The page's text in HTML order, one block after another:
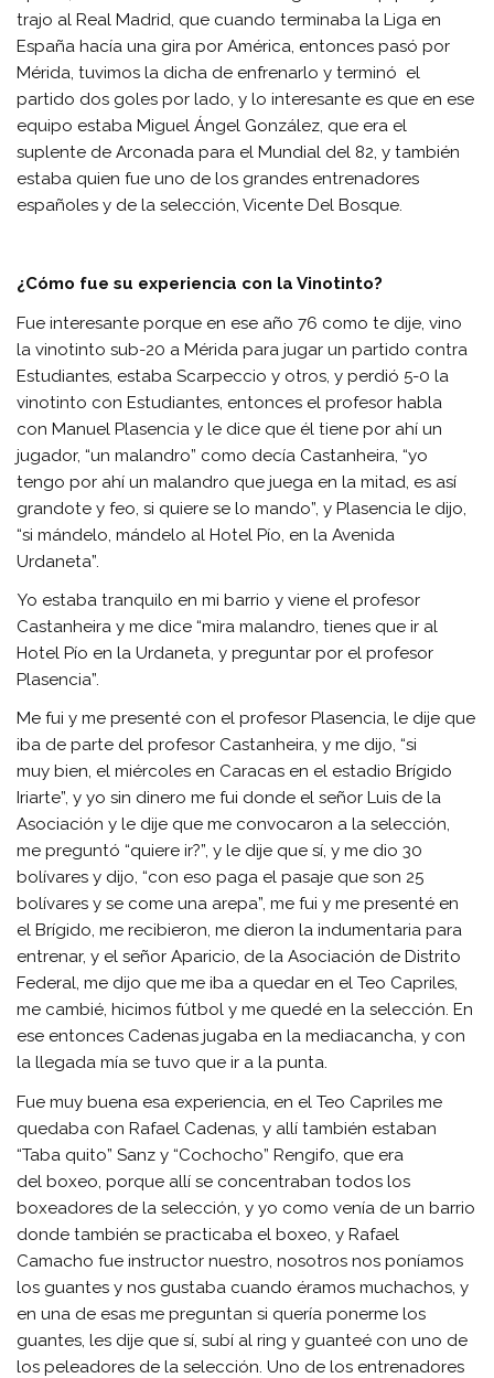
trajo al Real Madrid, que cuando terminaba la Liga en
España hacía una gira por América, entonces pasó por
Mérida, tuvimos la dicha de enfrenarlo y terminó el
partido dos goles por lado, y lo interesante es que en ese
equipo estaba Miguel Ángel González, que era el
suplente de Arconada para el Mundial del 82, y también
estaba quien fue uno de los grandes entrenadores
españoles y de la selección, Vicente Del Bosque.
¿Cómo fue su experiencia con la Vinotinto?
Fue interesante porque en ese año 76 como te dije, vino
la vinotinto sub-20 a Mérida para jugar un partido contra
Estudiantes, estaba Scarpeccio y otros, y perdió 5-0 la
vinotinto con Estudiantes, entonces el profesor habla
con Manuel Plasencia y le dice que él tiene por ahí un
jugador, “un malandro” como decía Castanheira, “yo
tengo por ahí un malandro que juega en la mitad, es así
grandote y feo, si quiere se lo mando”, y Plasencia le dijo,
“si mándelo, mándelo al Hotel Pío, en la Avenida
Urdaneta”.
Yo estaba tranquilo en mi barrio y viene el profesor
Castanheira y me dice “mira malandro, tienes que ir al
Hotel Pío en la Urdaneta, y preguntar por el profesor
Plasencia”.
Me fui y me presenté con el profesor Plasencia, le dije que
iba de parte del profesor Castanheira, y me dijo, “si
muy bien, el miércoles en Caracas en el estadio Brígido
Iriarte”, y yo sin dinero me fui donde el señor Luis de la
Asociación y le dije que me convocaron a la selección,
me preguntó “quiere ir?”, y le dije que sí, y me dio 30
bolívares y dijo, “con eso paga el pasaje que son 25
bolívares y se come una arepa”, me fui y me presenté en
el Brígido, me recibieron, me dieron la indumentaria para
entrenar, y el señor Aparicio, de la Asociación de Distrito
Federal, me dijo que me iba a quedar en el Teo Capriles,
me cambié, hicimos fútbol y me quedé en la selección. En
ese entonces Cadenas jugaba en la mediacancha, y con
la llegada mía se tuvo que ir a la punta.
Fue muy buena esa experiencia, en el Teo Capriles me
quedaba con Rafael Cadenas, y allí también estaban
“Taba quito” Sanz y “Cochocho” Rengifo, que era
del boxeo, porque allí se concentraban todos los
boxeadores de la selección, y yo como venía de un barrio
donde también se practicaba el boxeo, y Rafael
Camacho fue instructor nuestro, nosotros nos poníamos
los guantes y nos gustaba cuando éramos muchachos, y
en una de esas me preguntan si quería ponerme los
guantes, les dije que sí, subí al ring y guanteé con uno de
los peleadores de la selección. Uno de los entrenadores